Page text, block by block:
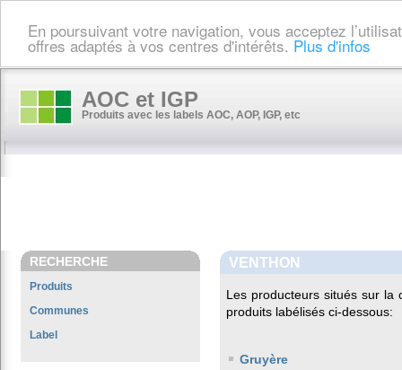
En poursuivant votre navigation, vous acceptez
offres adaptés à vos centres d'intérêts. Plus d'infos
AOC et IGP
Produits avec les labels AOC, AOP, IGP, etc
RECHERCHE
Produits
Communes
Label
VENTHON
Les producteurs situés sur la
produits labélisés ci-dessous:
Gruyère